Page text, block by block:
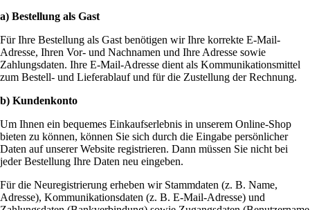
a) Bestellung als Gast
Für Ihre Bestellung als Gast benötigen wir Ihre korrekte E-Mail-
Adresse, Ihren Vor- und Nachnamen und Ihre Adresse sowie
Zahlungsdaten. Ihre E-Mail-Adresse dient als Kommunikationsmittel
zum Bestell- und Lieferablauf und für die Zustellung der Rechnung.
b) Kundenkonto
Um Ihnen ein bequemes Einkaufserlebnis in unserem Online-Shop
bieten zu können, können Sie sich durch die Eingabe persönlicher
Daten auf unserer Website registrieren. Dann müssen Sie nicht bei
jeder Bestellung Ihre Daten neu eingeben.
Für die Neuregistrierung erheben wir Stammdaten (z. B. Name,
Adresse), Kommunikationsdaten (z. B. E-Mail-Adresse) und